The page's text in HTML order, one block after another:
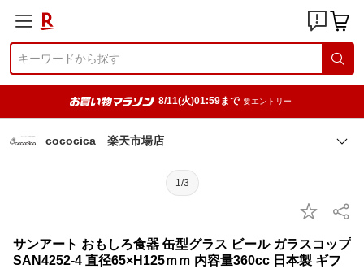
8/11(火)01:59まで 要エントリー
cococica 楽天市場店
1/3
サンアート おもしろ食器 缶型グラス ビール ガラスコップ
SAN4252-4 直径65×H125ｍｍ 内容量360cc 日本製 ギフ